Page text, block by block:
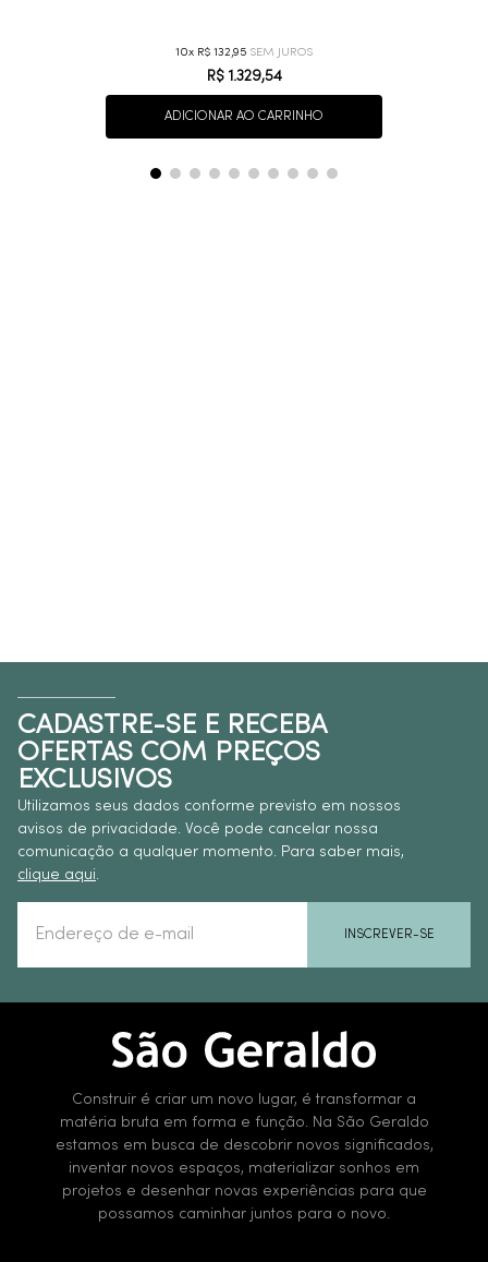
10 R$ 132,95
R$ 1 .329,54
ADICIONAR AO CARRINHO
CADASTRE-SE E RECEBA
OFERTAS COM PREÇOS
EXCLUSIVOS
Utilizamos seus dados conforme previsto em nossos
avisos de privacidade. Você pode cancelar nossa
comunicação a qualquer momento. Para saber mais,
clique aqui.
INSCREVER-SE
Construir é criar um novo lugar, é transformar a
matéria bruta em forma e função. Na São Geraldo
estamos em busca de descobrir novos significados,
inventar novos espaços, materializar sonhos em
projetos e desenhar novas experiências para que
possamos caminhar juntos para o novo.